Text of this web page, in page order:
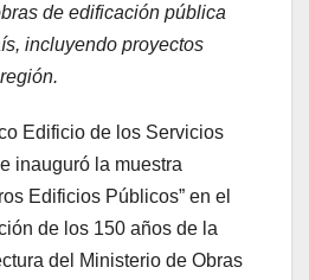
de edificación pública
incluyendo proyectos
Edificio de los Servicios
inauguró la muestra
Edificios Públicos” en el
de los 150 años de la
del Ministerio de Obras